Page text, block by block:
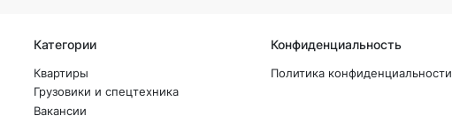
Категории
Квартиры
Грузовики и спецтехника
Вакансии
Конфиденциальность
Политика конфиденциальности